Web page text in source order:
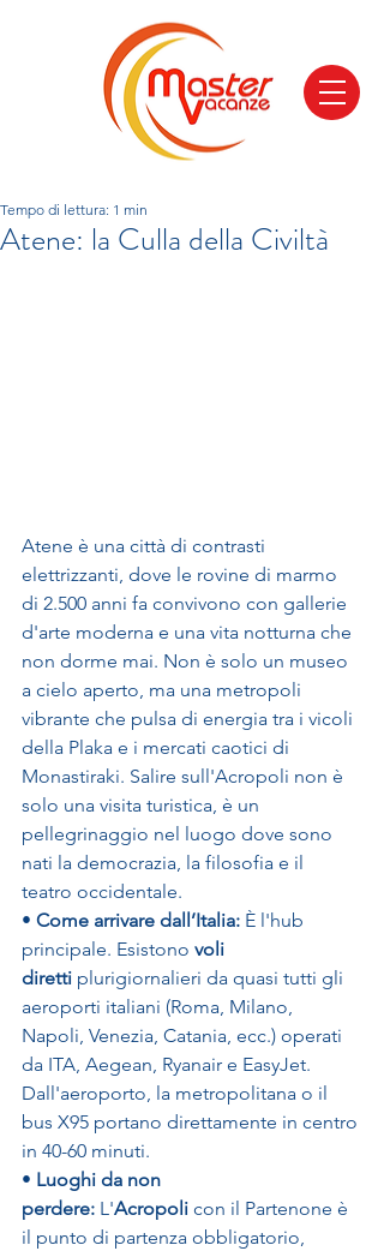
Atene: la Culla della Civiltà
Tempo di lettura: 1 min
Atene è una città di contrasti
elettrizzanti, dove le rovine di marmo
di 2.500 anni fa convivono con gallerie
d'arte moderna e una vita notturna che
non dorme mai. Non è solo un museo
a cielo aperto, ma una metropoli
vibrante che pulsa di energia tra i vicoli
della Plaka e i mercati caotici di
Monastiraki. Salire sull'Acropoli non è
solo una visita turistica, è un
pellegrinaggio nel luogo dove sono
nati la democrazia, la filosofia e il
teatro occidentale.
• Come arrivare dall’Italia: È l'hub
principale. Esistono voli
diretti plurigiornalieri da quasi tutti gli
aeroporti italiani (Roma, Milano,
Napoli, Venezia, Catania, ecc.) operati
da ITA, Aegean, Ryanair e EasyJet.
Dall'aeroporto, la metropolitana o il
bus X95 portano direttamente in centro
in 40-60 minuti.
• Luoghi da non
perdere: L'Acropoli con il Partenone è
il punto di partenza obbligatorio,